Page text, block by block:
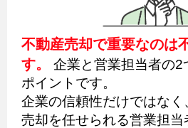
不動産売却で重要なのは
す。
企業と営業担当者の2
ポイントです。
企業の信頼性だけではな
売却を任せられる営業担当